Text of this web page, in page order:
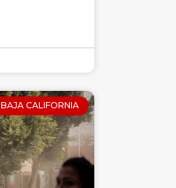
BAJA CALIFORNIA